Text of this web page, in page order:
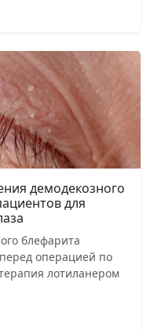
демодекозного
для
блефарита
операцией по
лотиланером